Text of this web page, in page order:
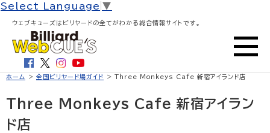
Select Language ▼
ウェブキューズはビリヤードの全てがわかる総合情報サイトです。
ホーム > 全国ビリヤード場ガイド > Three Monkeys Cafe 新宿アイランド店
Three Monkeys Cafe 新宿アイラン
ド店